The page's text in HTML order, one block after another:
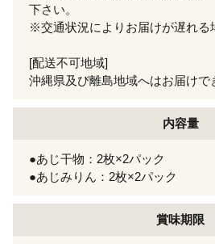
下さい。
※交通状況によりお届けが遅れる
[配送不可地域]
沖縄県及び離島地域へはお届けで
内容量
●あじ干物：2枚×2パック
●あじみりん：2枚×2パック
賞味期限